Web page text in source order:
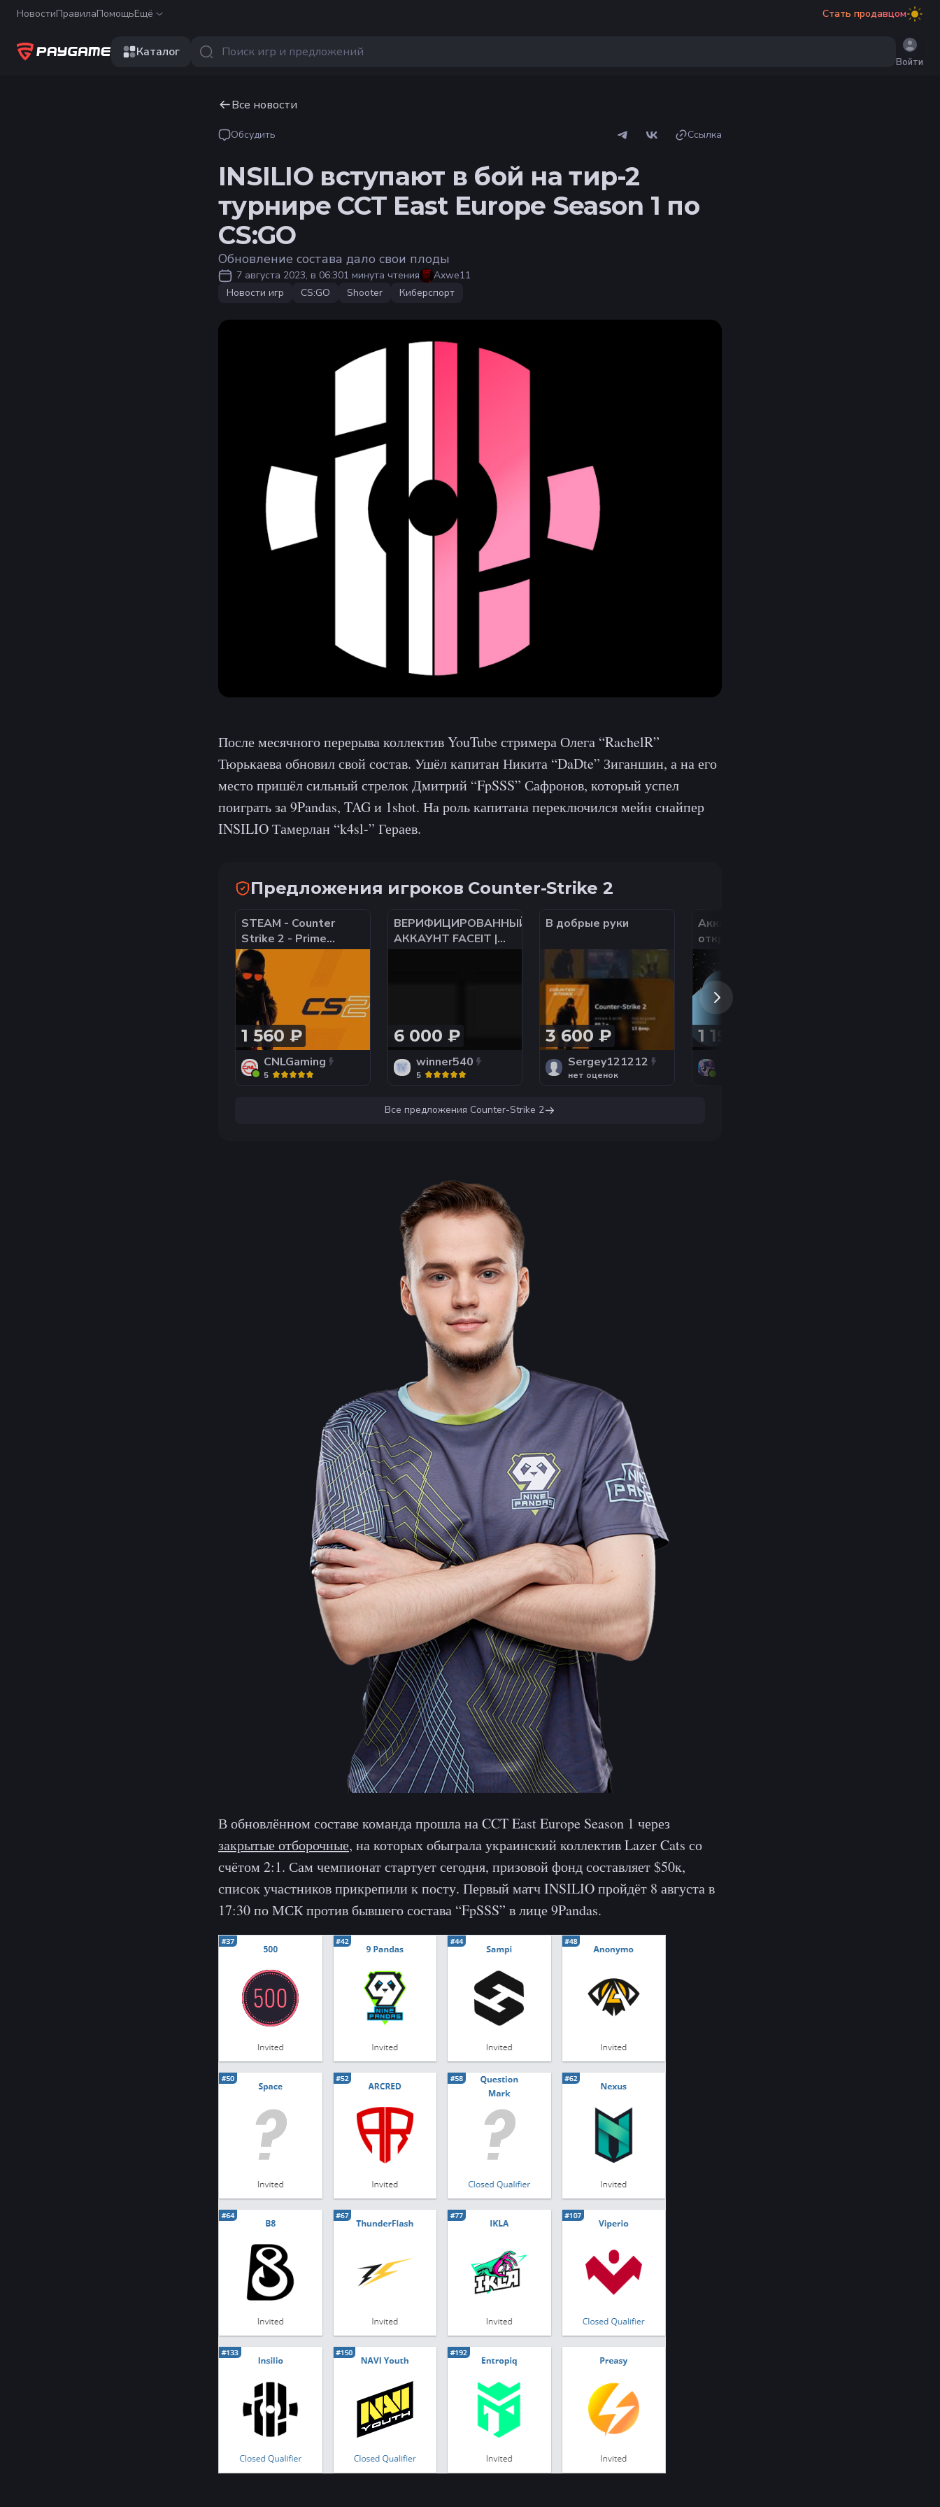
НовостиПравилаПомощьЕщё Стать продавцом
Каталог
Войти
Все новости
Обсудить Ссылка
INSILIO вступают в бой на тир-2
турнире CCT East Europe Season 1 по
CS:GO
Обновление состава дало свои плоды
7 августа 2023, в 06:301 минута чтения
Axwe11
Новости игр
CS:GO Shooter Киберспорт
После месячного перерыва коллектив YouTube стримера Олега “RachelR”
Тюрькаева обновил свой состав. Ушёл капитан Никита “DaDte” Зиганшин, а на его
место пришёл сильный стрелок Дмитрий “FpSSS” Сафронов, который успел
поиграть за 9Pandas, TAG и 1shot. На роль капитана переключился мейн снайпер
INSILIO Тамерлан “k4sl-” Гераев.
Предложения игроков Counter-Strike 2
STEAM - Counter
Strike 2 - Prime
Account - Свежий
новый аккаунт -
Полный доступ
1 560 ₽
CNLGaming
5
ВЕРИФИЦИРОВАННЫЙ
АККАУНТ FACEIT |
6 000 ₽
winner540
5
В добрые руки
3 600 ₽
Sergey121212
нет оценок
Аккаунт с праймом +
открыта ТП
1 198,80 ₽
Все предложения Counter-Strike 2
В обновлённом составе команда прошла на CCT East Europe Season 1 через
закрытые отборочные, на которых обыграла украинский коллектив Lazer Cats со
счётом 2:1. Сам чемпионат стартует сегодня, призовой фонд составляет $50к,
список участников прикрепили к посту. Первый матч INSILIO пройдёт 8 августа в
17:30 по МСК против бывшего состава “FpSSS” в лице 9Pandas.